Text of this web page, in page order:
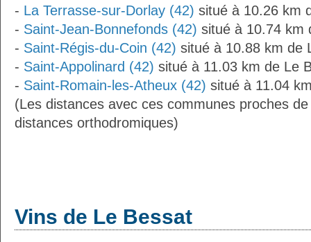
- La Terrasse-sur-Dorlay (42) situé à 10.26 km
- Saint-Jean-Bonnefonds (42) situé à 10.74 km
- Saint-Régis-du-Coin (42) situé à 10.88 km de
- Saint-Appolinard (42) situé à 11.03 km de Le
- Saint-Romain-les-Atheux (42) situé à 11.04
(Les distances avec ces communes proches
distances orthodromiques)
Vins de Le Bessat